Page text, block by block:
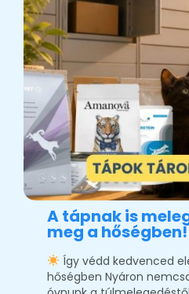
A tápnak is
meg a hőségben!
Így védd kedvenced
hőségben Nyáron